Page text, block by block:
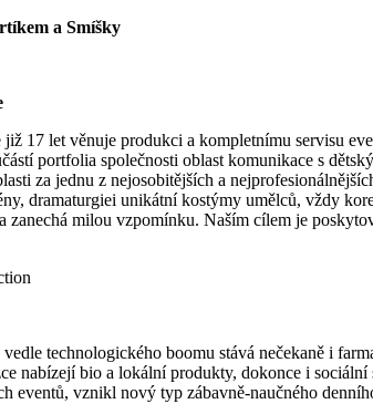
a Smíšky
17 let věnuje produkci a kompletnímu servisu
portfolia společnosti oblast komunikace s
za jednu z nejosobitějších a
dramaturgiei unikátní kostýmy umělců, vždy
zanechá milou vzpomínku. Naším cílem je
technologického boomu stává nečekaně i
nabízejí bio a lokální produkty, dokonce i
eventů, vznikl nový typ zábavně-naučného